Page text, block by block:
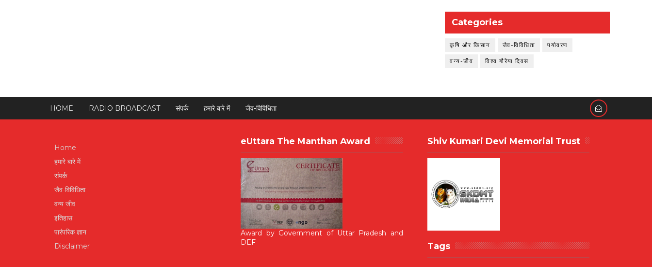
Categories
कृषि और किसान जैव-विविधिता पर्यावरण
वन्य-जीव विश्व गौरैया दिवस
HOME RADIO BROADCAST संपर्क हमारे बारे में जैव-विविधिता
Home
हमारे बारे में
संपर्क
जैव-विविधिता
वन्य जीव
इतिहास
पारंपरिक ज्ञान
Disclaimer
eUttara The Manthan Award
Award by Government of Uttar Pradesh and
DEF
Shiv Kumari Devi Memorial Trust
Tags